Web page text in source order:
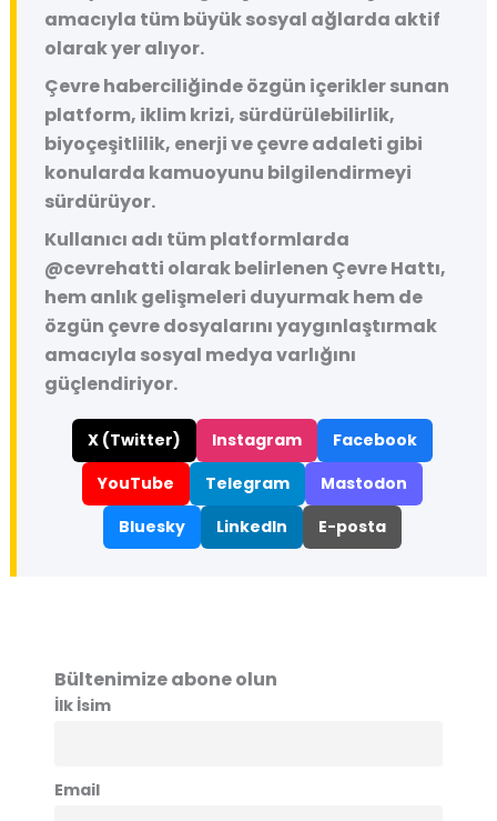
amacıyla tüm büyük sosyal ağlarda aktif
olarak yer alıyor.
Çevre haberciliğinde özgün içerikler sunan
platform, iklim krizi, sürdürülebilirlik,
biyoçeşitlilik, enerji ve çevre adaleti gibi
konularda kamuoyunu bilgilendirmeyi
sürdürüyor.
Kullanıcı adı tüm platformlarda
@cevrehatti olarak belirlenen Çevre Hattı,
hem anlık gelişmeleri duyurmak hem de
özgün çevre dosyalarını yaygınlaştırmak
amacıyla sosyal medya varlığını
güçlendiriyor.
X (Twitter) Instagram
Facebook
YouTube
Telegram
Mastodon
Bluesky
LinkedIn E-posta
Bültenimize abone olun
İlk İsim
Email